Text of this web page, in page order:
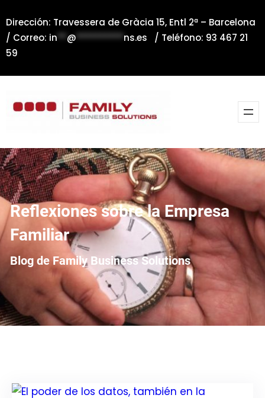
al
contenido
Dirección: Travessera de Gràcia 15, Entl 2ª – Barcelona
/ Correo: in**@**********ns.es / Teléfono: 93 467 21
59
Reflexiones sobre la Empresa
Familiar
Blog de Family Business Solutions